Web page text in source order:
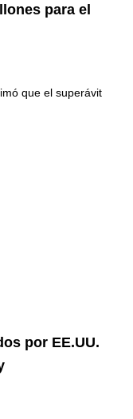
para el
que el superávit
por EE.UU.